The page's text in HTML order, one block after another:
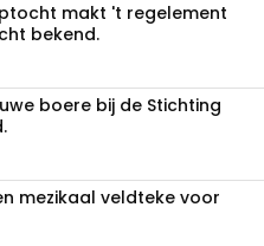
makt 't regelement
bekend.
boere bij de Stichting
mezikaal veldteke voor